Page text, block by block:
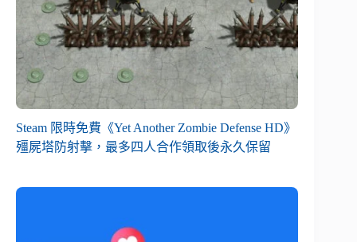
Steam 限時免費《Yet Another Zombie Defense HD》
殭屍塔防射擊，最多四人合作領取後永久保留